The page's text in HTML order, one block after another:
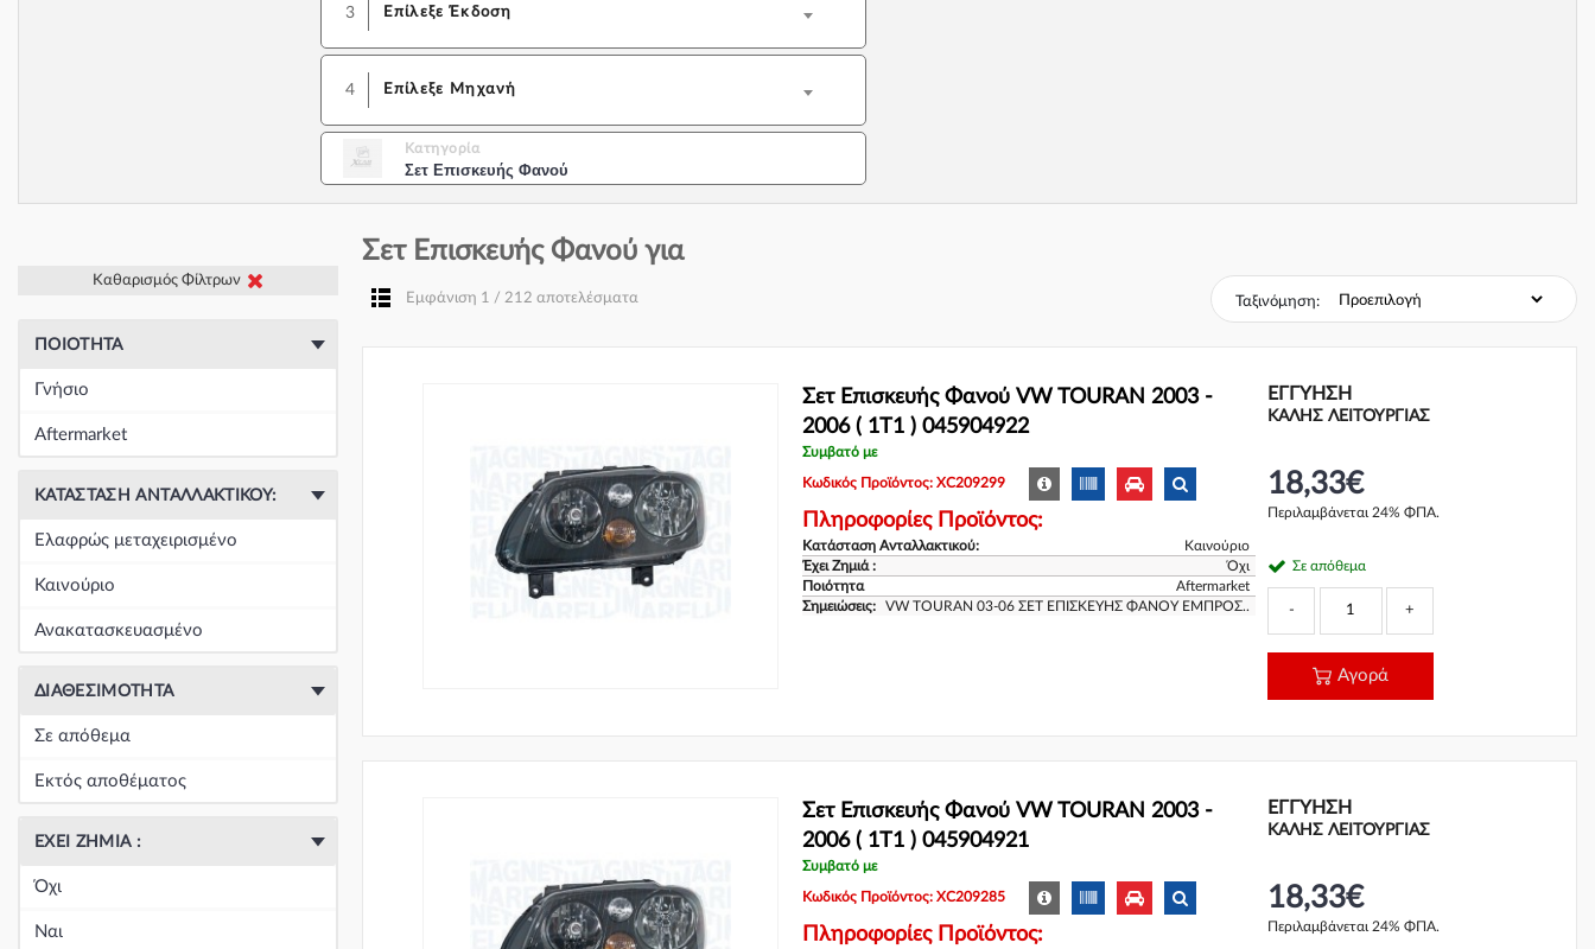
3 Επίλεξε Έκδοση
4 Επίλεξε Μηχανή
Κατηγορία
Σετ Επισκευής Φανού
Καθαρισμός Φίλτρων
ΠΟΙΌΤΗΤΑ
Γνήσιο
Aftermarket
ΚΑΤΆΣΤΑΣΗ ΑΝΤΑΛΛΑΚΤΙΚΟΎ:
Ελαφρώς μεταχειρισμένο
Καινούριο
Ανακατασκευασμένο
ΔΙΑΘΕΣΙΜΌΤΗΤΑ
Σε απόθεμα
Εκτός αποθέματος
ΈΧΕΙ ΖΗΜΙΆ :
Όχι
Ναι
Σετ Επισκευής Φανού για
Εμφάνιση 1 / 212 αποτελέσματα Ταξινόμηση:
Σετ Επισκευής Φανού VW TOURAN 2003 -
2006 ( 1T1 ) 045904922
Συμβατό με
Κωδικός Προϊόντος: XC209299
Πληροφορίες Προϊόντος:
Κατάσταση Ανταλλακτικού:
Καινούριο
Έχει Ζημιά :
Όχι
Ποιότητα
Aftermarket
Σημειώσεις:
VW TOURAN 03-06 ΣΕΤ ΕΠΙΣΚΕΥΗΣ ΦΑΝΟΥ ΕΜΠΡΟΣ..
ΕΓΓΎΗΣΗ
ΚΑΛΗΣ ΛΕΙΤΟΥΡΓΙΑΣ
18,33€
Περιλαμβάνεται 24% ΦΠΑ.
Σε απόθεμα
- +
Αγορά
Σετ Επισκευής Φανού VW TOURAN 2003 -
2006 ( 1T1 ) 045904921
Συμβατό με
Κωδικός Προϊόντος: XC209285
Πληροφορίες Προϊόντος:
ΕΓΓΎΗΣΗ
ΚΑΛΗΣ ΛΕΙΤΟΥΡΓΙΑΣ
18,33€
Περιλαμβάνεται 24% ΦΠΑ.